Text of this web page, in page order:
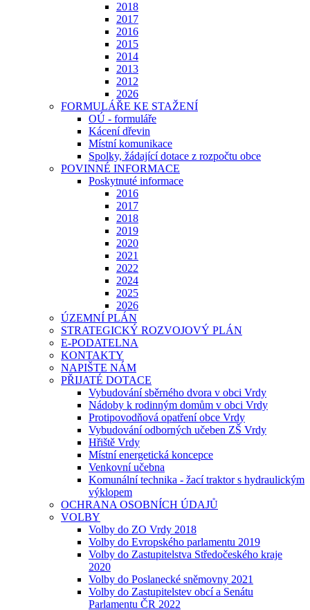
2018
2017
2016
2015
2014
2013
2012
2026
FORMULÁŘE KE STAŽENÍ
OÚ - formuláře
Kácení dřevin
Místní komunikace
Spolky, žádající dotace z rozpočtu obce
POVINNÉ INFORMACE
Poskytnuté informace
2016
2017
2018
2019
2020
2021
2022
2024
2025
2026
ÚZEMNÍ PLÁN
STRATEGICKÝ ROZVOJOVÝ PLÁN
E-PODATELNA
KONTAKTY
NAPIŠTE NÁM
PŘIJATÉ DOTACE
Vybudování sběrného dvora v obci Vrdy
Nádoby k rodinným domům v obci Vrdy
Protipovodňová opatření obce Vrdy
Vybudování odborných učeben ZŠ Vrdy
Hřiště Vrdy
Místní energetická koncepce
Venkovní učebna
Komunální technika - žací traktor s hydraulickým
výklopem
OCHRANA OSOBNÍCH ÚDAJŮ
VOLBY
Volby do ZO Vrdy 2018
Volby do Evropského parlamentu 2019
Volby do Zastupitelstva Středočeského kraje
2020
Volby do Poslanecké sněmovny 2021
Volby do Zastupitelstev obcí a Senátu
Parlamentu ČR 2022